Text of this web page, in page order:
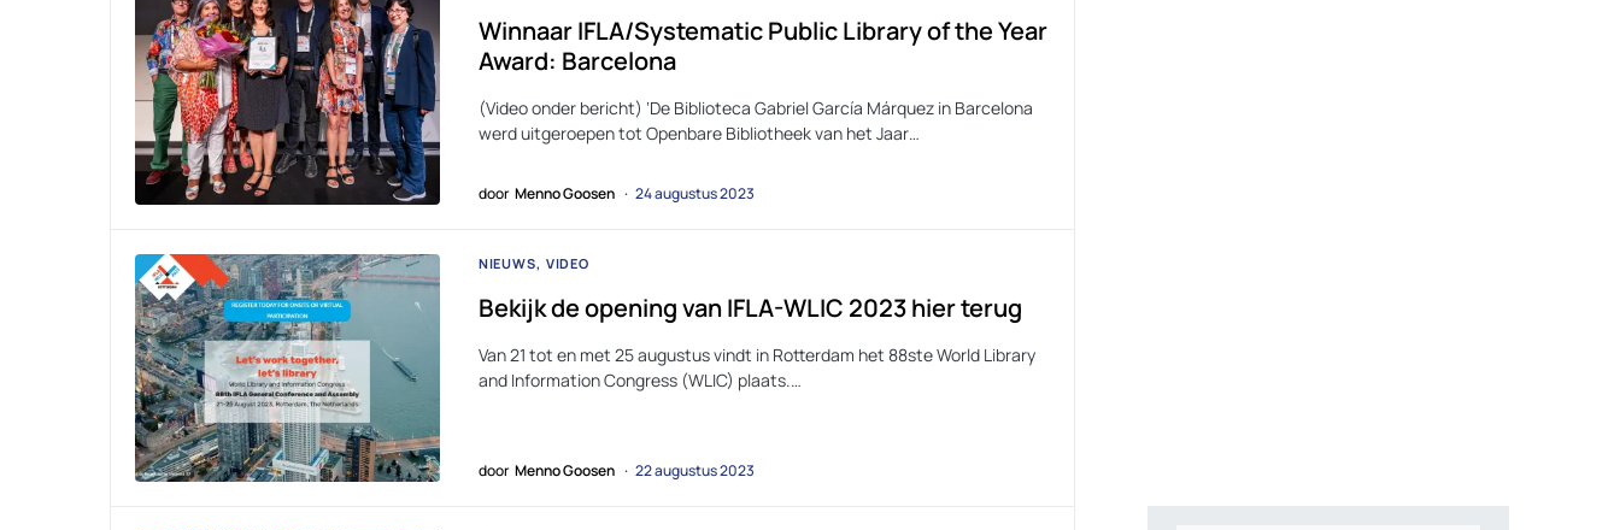
Winnaar IFLA/Systematic Public Library of the Year
Award: Barcelona
(Video onder bericht) ‘De Biblioteca Gabriel García Márquez in Barcelona
werd uitgeroepen tot Openbare Bibliotheek van het Jaar…
door Menno Goosen 24 augustus 2023
NIEUWS VIDEO
Bekijk de opening van IFLA-WLIC 2023 hier terug
Van 21 tot en met 25 augustus vindt in Rotterdam het 88ste World Library
and Information Congress (WLIC) plaats.…
door Menno Goosen 22 augustus 2023